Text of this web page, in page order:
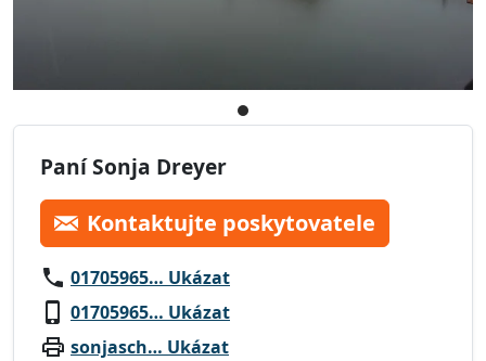
Paní Sonja Dreyer
Kontaktujte poskytovatele
01705965… Ukázat
01705965… Ukázat
sonjasch… Ukázat